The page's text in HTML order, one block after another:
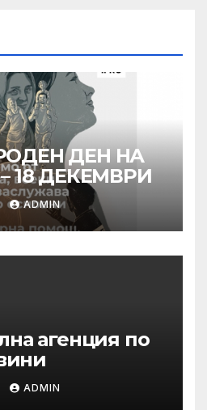
ДЕН НА
18 ДЕКЕМВРИ
ADMIN
агенция по
ADMIN